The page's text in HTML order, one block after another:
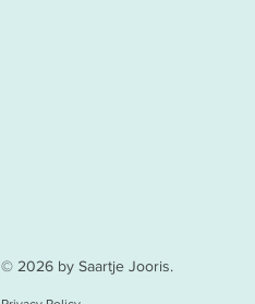
© 2026 by Saartje Jooris.